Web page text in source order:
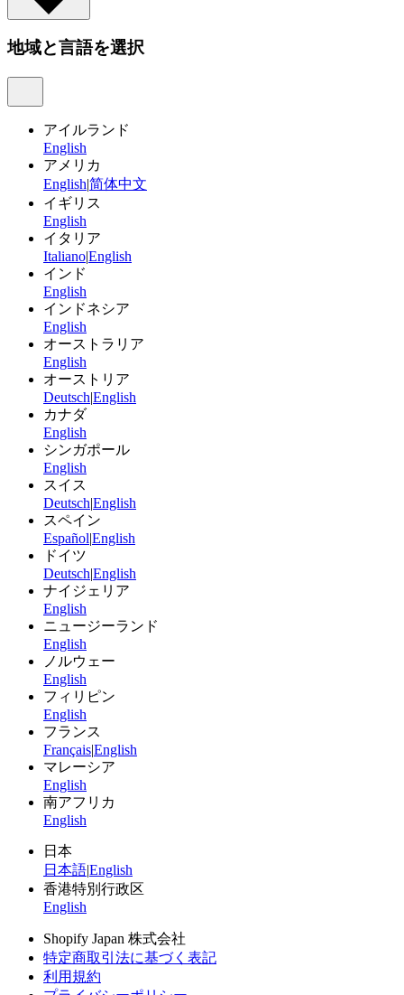
地域と言語を選択
アイルランド
English
アメリカ
English|简体中文
イギリス
English
イタリア
Italiano|English
インド
English
インドネシア
English
オーストラリア
English
オーストリア
Deutsch|English
カナダ
English
シンガポール
English
スイス
Deutsch|English
スペイン
Español|English
ドイツ
Deutsch|English
ナイジェリア
English
ニュージーランド
English
ノルウェー
English
フィリピン
English
フランス
Français|English
マレーシア
English
南アフリカ
English
日本
日本語|English
香港特別行政区
English
Shopify Japan 株式会社
特定商取引法に基づく表記
利用規約